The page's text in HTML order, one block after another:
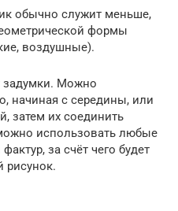
обычно служит меньше,
формы
воздушные).
задумки. Можно
начиная с середины, или
затем их соединить
использовать любые
за счёт чего будет
рисунок.